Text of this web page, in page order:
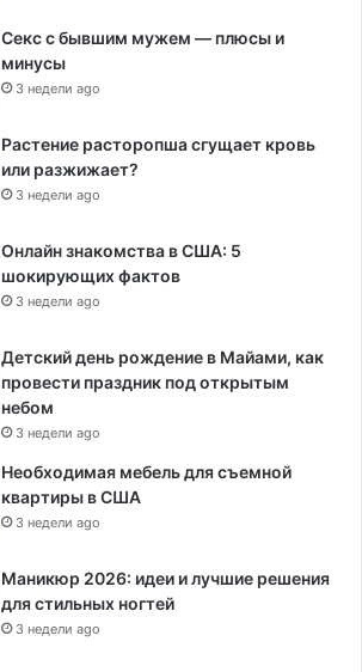
Секс с бывшим мужем — плюсы и
минусы
3 недели ago
Растение расторопша сгущает кровь
или разжижает?
3 недели ago
Онлайн знакомства в США: 5
шокирующих фактов
3 недели ago
Детский день рождение в Майами, как
провести праздник под открытым
небом
3 недели ago
Необходимая мебель для съемной
квартиры в США
3 недели ago
Маникюр 2026: идеи и лучшие решения
для стильных ногтей
3 недели ago